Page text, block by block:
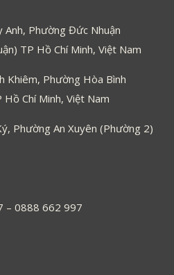
Phường Đức Nhuận
TP Hồ Chí Minh, Việt Nam
Khiêm, Phường Hòa Bình
Chí Minh, Việt Nam
Phường An Xuyên (Phường 2)
– 0888 662 997